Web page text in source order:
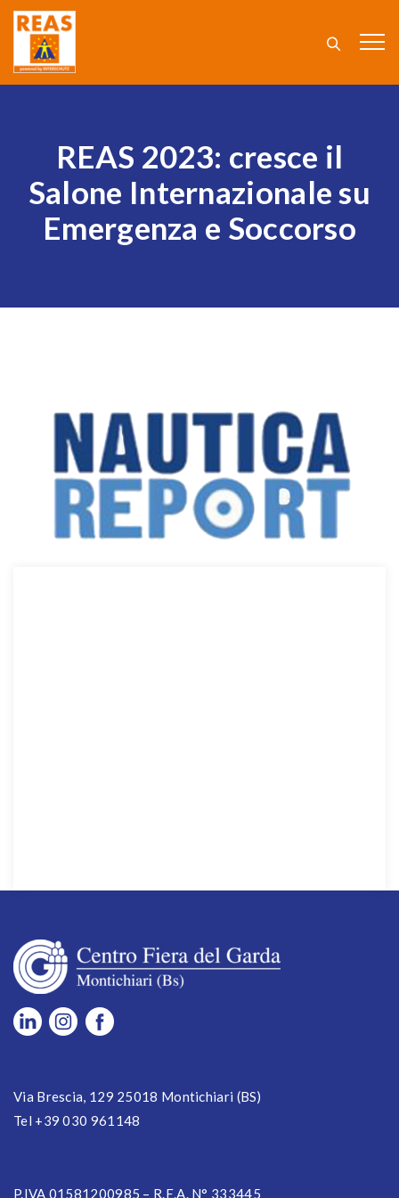
REAS 2023: cresce il
Salone Internazionale su
Emergenza e Soccorso
Via Brescia, 129 25018 Montichiari (BS)
Tel +39 030 961148
P.IVA 01581200985 – R.E.A. N° 333445